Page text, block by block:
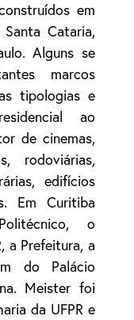
em
Cataria,
Alguns se
marcos
tipologias e
ao
de cinemas,
rodoviárias,
edifícios
Em Curitiba
o
a Prefeitura, a
do Palácio
Meister foi
da UFPR e